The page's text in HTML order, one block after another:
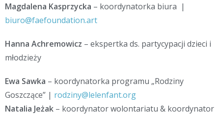
Magdalena Kasprzycka – koordynatorka biura |
biuro@faefoundation.art
Hanna Achremowicz – ekspertka ds. partycypacji dzieci i
młodzieży
Ewa Sawka – koordynatorka programu „Rodziny
Goszczące” | rodziny@lelenfant.org
Natalia Jeżak – koordynator wolontariatu & koordynator